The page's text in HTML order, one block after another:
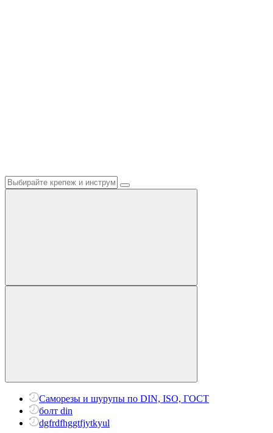
Саморезы и шурупы по DIN, ISO, ГОСТ
болт din
dgfrdfhggtfjytkyul